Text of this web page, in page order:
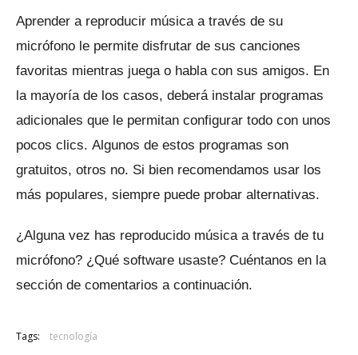
Aprender a reproducir música a través de su
micrófono le permite disfrutar de sus canciones
favoritas mientras juega o habla con sus amigos. En
la mayoría de los casos, deberá instalar programas
adicionales que le permitan configurar todo con unos
pocos clics. Algunos de estos programas son
gratuitos, otros no. Si bien recomendamos usar los
más populares, siempre puede probar alternativas.
¿Alguna vez has reproducido música a través de tu
micrófono? ¿Qué software usaste? Cuéntanos en la
sección de comentarios a continuación.
Tags: tecnología